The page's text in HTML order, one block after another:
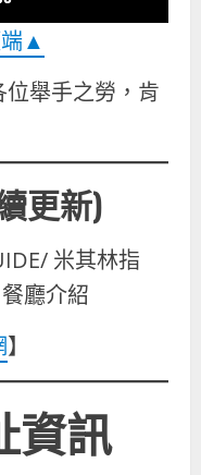
▲
舉手之勞，肯
更新)
米其林指
廳介紹
】
資訊